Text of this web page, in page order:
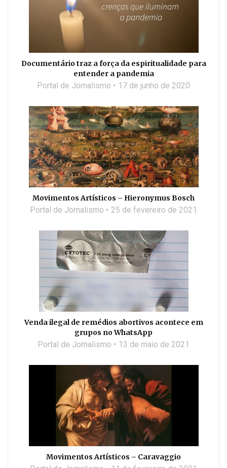
Documentário traz a força da espiritualidade para
entender a pandemia
Portal de Jornalismo 17 de junho de 2020
Movimentos Artísticos – Hieronymus Bosch
Portal de Jornalismo 25 de fevereiro de 2021
Venda ilegal de remédios abortivos acontece em
grupos no WhatsApp
Portal de Jornalismo 13 de maio de 2021
Movimentos Artísticos – Caravaggio